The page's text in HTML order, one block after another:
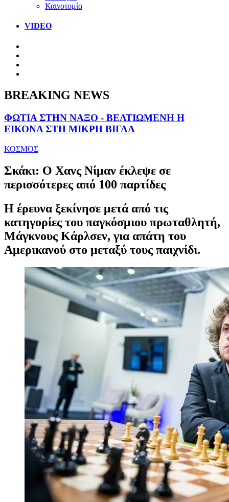
Καινοτομία
VIDEO
BREAKING NEWS
ΦΩΤΙΑ ΣΤΗΝ ΝΑΞΟ - ΒΕΛΤΙΩΜΕΝΗ Η
ΕΙΚΟΝΑ ΣΤΗ ΜΙΚΡΗ ΒΙΓΛΑ
ΚΟΣΜΟΣ
Σκάκι: Ο Χανς Νίμαν έκλεψε σε
περισσότερες από 100 παρτίδες
Η έρευνα ξεκίνησε μετά από τις
κατηγορίες του παγκόσμιου πρωταθλητή,
Μάγκνους Κάρλσεν, για απάτη του
Αμερικανού στο μεταξύ τους παιχνίδι.